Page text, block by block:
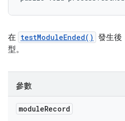
在 testModuleEnded() 發生後
型。
參數
moduleRecord